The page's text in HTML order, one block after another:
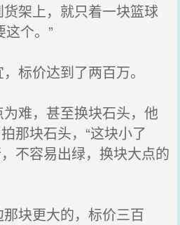
架上，就只着一块篮球
这个。”
标价达到了两百万。
难，甚至换块石头，他
那块石头，“这块小了
不容易出绿，换块大点的
块更大的，标价三百